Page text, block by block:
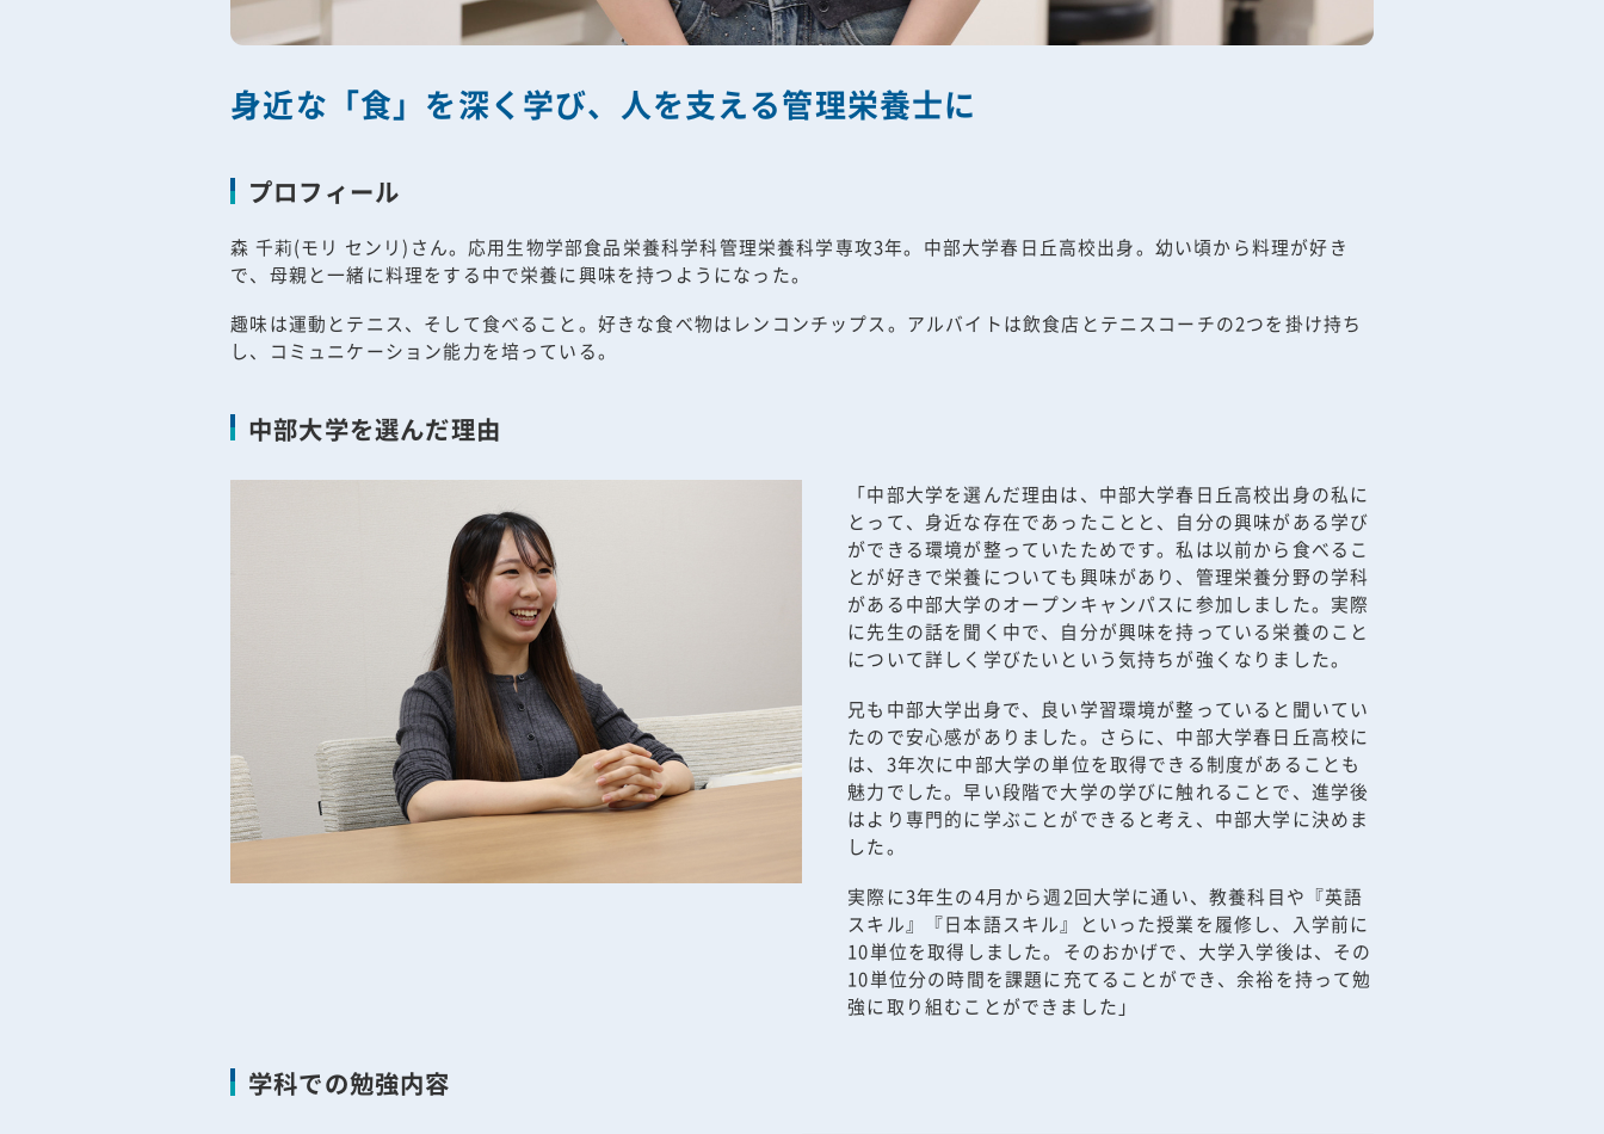
身近な「食」を深く学び、人を支える管理栄養士に
プロフィール
森 千莉(モリ センリ)さん。応用生物学部食品栄養科学科管理栄養科学専攻3年。中部大学春日丘高校出身。幼い頃から料理が好き
で、母親と一緒に料理をする中で栄養に興味を持つようになった。
趣味は運動とテニス、そして食べること。好きな食べ物はレンコンチップス。アルバイトは飲食店とテニスコーチの2つを掛け持ち
し、コミュニケーション能力を培っている。
中部大学を選んだ理由
「中部大学を選んだ理由は、中部大学春日丘高校出身の私に
とって、身近な存在であったことと、自分の興味がある学び
ができる環境が整っていたためです。私は以前から食べるこ
とが好きで栄養についても興味があり、管理栄養分野の学科
がある中部大学のオープンキャンパスに参加しました。実際
に先生の話を聞く中で、自分が興味を持っている栄養のこと
について詳しく学びたいという気持ちが強くなりました。
兄も中部大学出身で、良い学習環境が整っていると聞いてい
たので安心感がありました。さらに、中部大学春日丘高校に
は、3年次に中部大学の単位を取得できる制度があることも
魅力でした。早い段階で大学の学びに触れることで、進学後
はより専門的に学ぶことができると考え、中部大学に決めま
した。
実際に3年生の4月から週2回大学に通い、教養科目や『英語
スキル』『日本語スキル』といった授業を履修し、入学前に
10単位を取得しました。そのおかげで、大学入学後は、その
10単位分の時間を課題に充てることができ、余裕を持って勉
強に取り組むことができました」
学科での勉強内容